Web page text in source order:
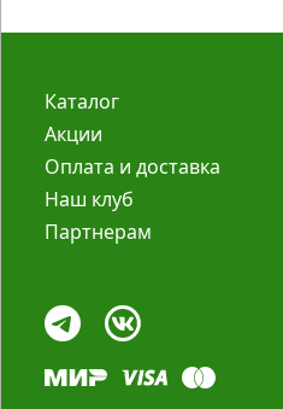
Каталог
Акции
Оплата и доставка
Наш клуб
Партнерам